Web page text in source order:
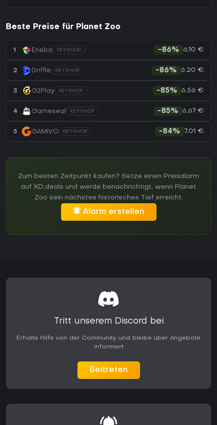
Beste Preise für Planet Zoo
1 Eneba KEYSHOP -86% 6,10 €
2 Driffle KEYSHOP -86% 6,20 €
3 G2Play KEYSHOP -85% 6,56 €
4 Gameseal KEYSHOP -85% 6,67 €
5 GAMIVO KEYSHOP -84% 7,01 €
Zum besten Zeitpunkt kaufen? Setze einen Preisalarm
auf XD.deals und werde benachrichtigt, wenn Planet
Zoo sein nächstes historisches Tief erreicht.
Alarm erstellen
Tritt unserem Discord bei
Erhalte Hilfe von der Community und bleibe über Angebote
informiert
Beitreten